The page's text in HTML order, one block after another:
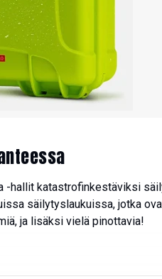
-hallit katastrofinkestäviksi
säilytyslaukuissa, jotka
ja lisäksi vielä pinottavia!